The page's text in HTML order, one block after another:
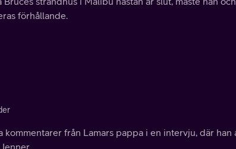
förhållande.
kommentarer från Lamars pappa i en intervju, där han